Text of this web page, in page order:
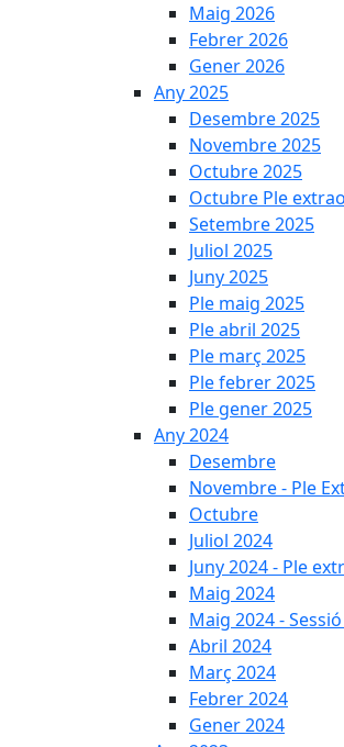
Maig 2026
Febrer 2026
Gener 2026
Any 2025
Desembre 2025
Novembre 2025
Octubre 2025
Octubre Ple
Setembre 2025
Juliol 2025
Juny 2025
Ple maig 2025
Ple abril 2025
Ple març 2025
Ple febrer 2025
Ple gener 2025
Any 2024
Desembre
Novembre - Ple
Octubre
Juliol 2024
Juny 2024 - Ple
Maig 2024
Maig 2024 -
Abril 2024
Març 2024
Febrer 2024
Gener 2024